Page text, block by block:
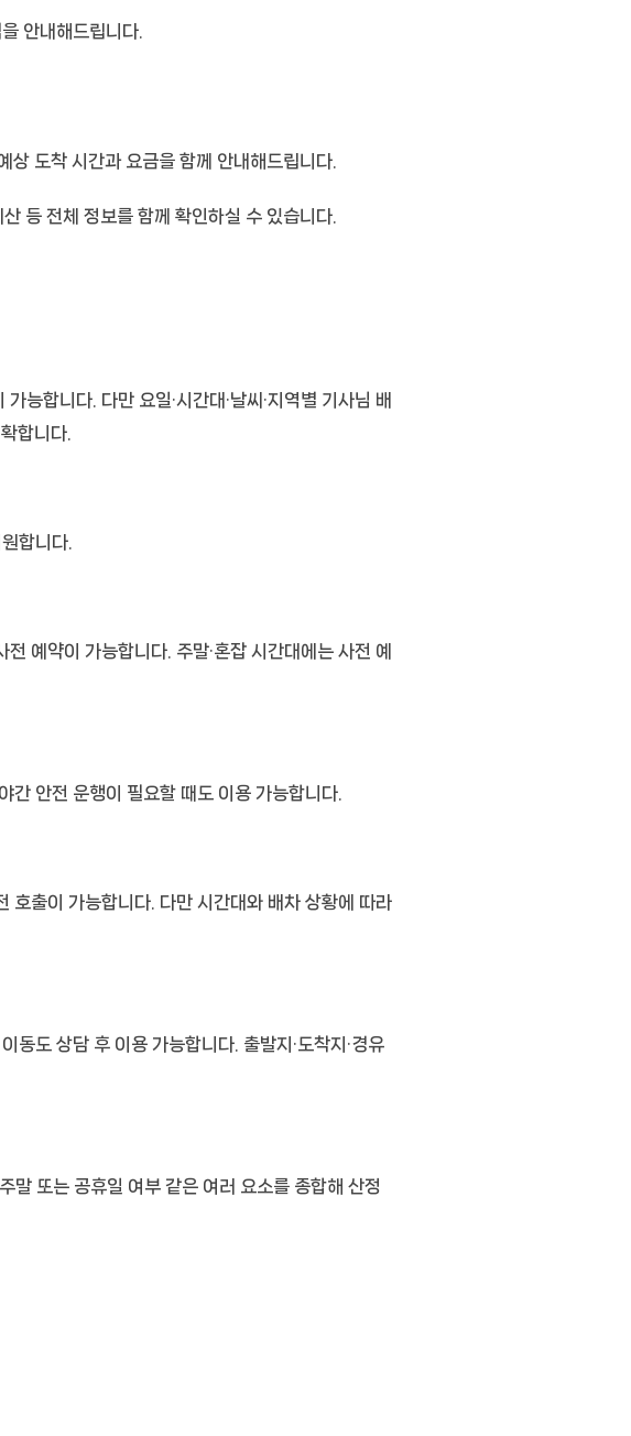
안내해드립니다.
도착 시간과 요금을 함께 안내해드립니다.
산 등 전체 정보를 함께 확인하실 수 있습니다.
능합니다. 다만 요일·시간대·날씨·지역별 기사님 배
합니다.
합니다.
예약이 가능합니다. 주말·혼잡 시간대에는 사전 예
간 안전 운행이 필요할 때도 이용 가능합니다.
호출이 가능합니다. 다만 시간대와 배차 상황에 따라
동도 상담 후 이용 가능합니다. 출발지·도착지·경유
말 또는 공휴일 여부 같은 여러 요소를 종합해 산정